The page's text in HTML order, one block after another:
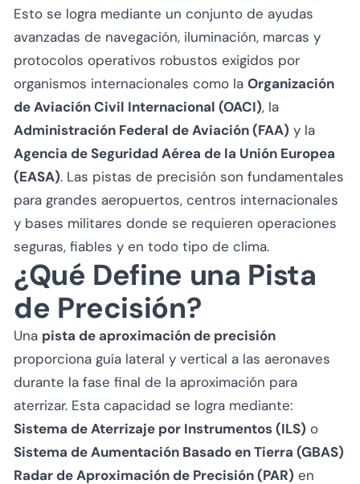
Esto se logra mediante un conjunto de ayudas
avanzadas de navegación, iluminación, marcas y
protocolos operativos robustos exigidos por
organismos internacionales como la Organización
de Aviación Civil Internacional (OACI), la
Administración Federal de Aviación (FAA) y la
Agencia de Seguridad Aérea de la Unión Europea
(EASA). Las pistas de precisión son fundamentales
para grandes aeropuertos, centros internacionales
y bases militares donde se requieren operaciones
seguras, fiables y en todo tipo de clima.
¿Qué Define una Pista
de Precisión?
Una pista de aproximación de precisión
proporciona guía lateral y vertical a las aeronaves
durante la fase final de la aproximación para
aterrizar. Esta capacidad se logra mediante:
Sistema de Aterrizaje por Instrumentos (ILS) o
Sistema de Aumentación Basado en Tierra (GBAS)
Radar de Aproximación de Precisión (PAR) en